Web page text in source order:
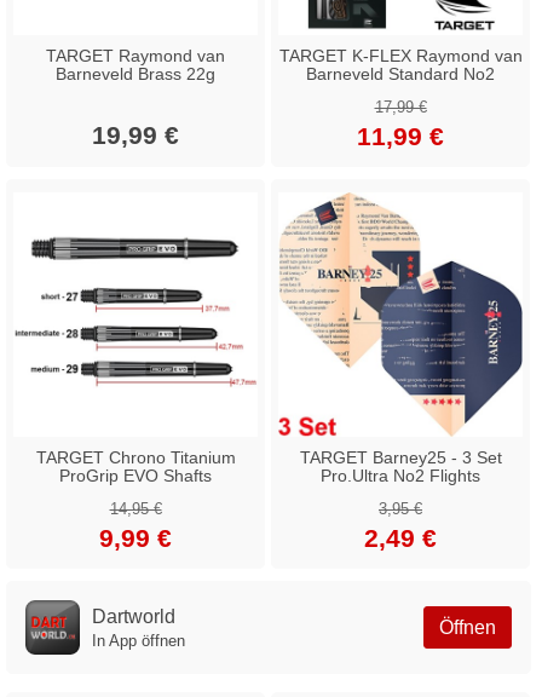
TARGET Raymond van
Barneveld Brass 22g
19,99 €
TARGET K-FLEX Raymond van
Barneveld Standard No2
17,99 €
11,99 €
TARGET Chrono Titanium
ProGrip EVO Shafts
14,95 €
9,99 €
TARGET Barney25 - 3 Set
Pro.Ultra No2 Flights
3,95 €
2,49 €
Öffnen
Dartworld
In App öffnen